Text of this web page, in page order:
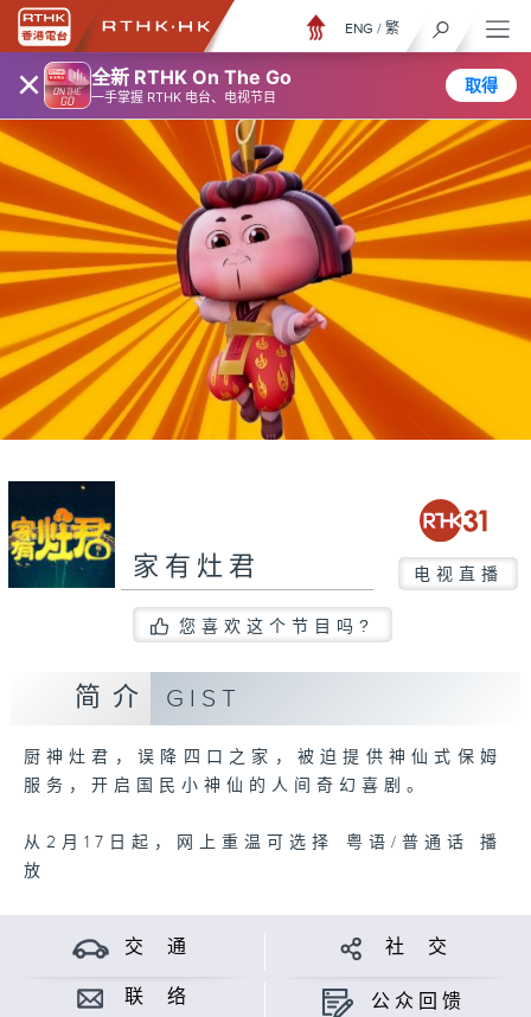
× 全新 RTHK On The Go
一手掌握 RTHK 电台、电视节目
取得
ENG / 繁
家有灶君 电视直播
您喜欢这个节目吗?
简介 GIST
厨神灶君，误降四口之家，被迫提供神仙式保姆
服务，开启国民小神仙的人间奇幻喜剧。
从2月17日起，网上重温可选择 粤语/普通话 播
放
交 通 社 交
联 络 公众回馈